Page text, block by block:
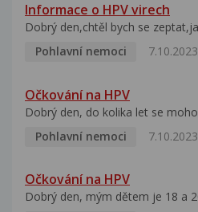
Informace o HPV virech
Dobrý den,chtěl bych se
Pohlavní nemoci
7.10.2023
Očkování na HPV
Dobrý den, do kolika let se
Pohlavní nemoci
7.10.2023
Očkování na HPV
Dobrý den, mým dětem je 18 a